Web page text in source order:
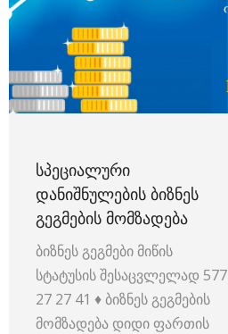
ᲡᲞᲔᲪᲘᲐᲚᲣᲠᲘ
ᲓᲐᲜᲘᲨᲜᲣᲚᲔᲑᲘᲡ ᲑᲘᲖᲜᲔᲡ
ᲒᲔᲒᲛᲔᲑᲘᲡ ᲛᲝᲛᲖᲐᲓᲔᲑᲐ
ბიზნეს გეგმები მიწის
სტატუსის შესაცვლელად 577
27 27 41 ♦ ბიზნეს გეგმების
მომზადება დიდი ფართის